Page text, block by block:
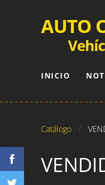
AUTO
INICIO
Catálogo